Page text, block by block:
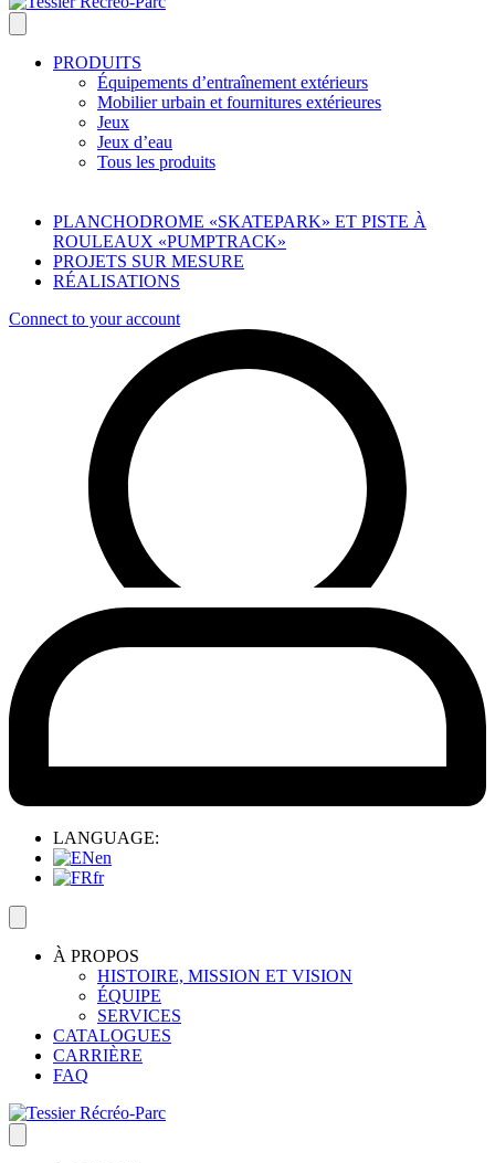
PRODUITS
Équipements d’entraînement extérieurs
Mobilier urbain et fournitures extérieures
Jeux
Jeux d’eau
Tous les produits
PLANCHODROME «SKATEPARK» ET PISTE À
ROULEAUX «PUMPTRACK»
PROJETS SUR MESURE
RÉALISATIONS
Connect to your account
LANGUAGE:
en
fr
À PROPOS
HISTOIRE, MISSION ET VISION
ÉQUIPE
SERVICES
CATALOGUES
CARRIÈRE
FAQ